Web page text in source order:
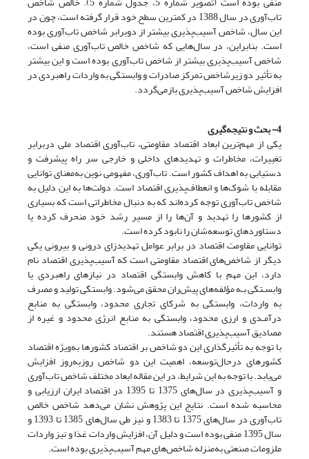
تاب‌آوری در سال 1388 در کمترین سطح خود قرار گرفته است، چون در
این سال، شاخص آسیب‌پذیری بیشتر از دوبرابر شاخص تاب‌آوری بوده
است. بنابراین، در سال‌هایی که شاخص خالص تاب‌آوری منفی است،
شاخص آسیب‌پذیری بیشتر از شاخص تاب‌آوری بوده است و این بیشتر
به تأثیر دو زیرشاخص تمرکز صادرات و وابستگی به واردات راهبردی در
افزایش شاخص آسیب‌پذیری بازمی‌گردد.
4- بحث و نتیجه‌گیری
یکی از مهم‌ترین ابعاد اقتصاد مقاومتی، تاب‌آوری اقتصاد ملی دربرابر
تغییرات، مخاطرات و تهدیدهای داخلی و خارجی سر راه پیشرفت و
دستیابی به اهداف کشور است. تاب‌آوری، مفهومی نوین به‌معنای توانایی
مقابله با شوک‌ها و انعطاف‌پذیری اقتصاد است. دولت‌ها به این دلیل به
شاخص تاب‌آوری توجه کرده‌اند که به دنبال مخاطراتی است که بسیاری
از کشورها را تهدید و آن‌ها را از مسیر رشد خود منحرف کرده یا
دستاوردهای توسعه‌شان را نابود کرده است.
توانایی مقاومت اقتصاد در برابر عوامل تهدیدزای درونی و بیرونی یکی
دیگر از شاخص‌های اقتصاد مقاومتی است که آسیب‌پذیری اقتصاد نام
دارد، این مهم با کاهش وابستگی اقتصاد در نیازهای راهبردی یا
وابسـتگی بـه مؤلفه‌های پیش‌ران محقق می‌شود. وابستگی تولید و مصرف
به واردات، وابستگی به شرکای تجاری محدود، وابستگی به منابع
درآمـدی و ارزی محدود، وابستگی به منابع انرژی محدود و غیره از
مصادیق آسیب‌پذیری اقتصاد هستند.
با توجه به تأثیرگذاری این دو شاخص بر اقتصاد کشورها به‌ویژه اقتصاد
کشورهای درحال‌توسعه، اهمیت این دو شاخص روزبه‌روز افزایش
می‌یابد. با توجه به این شرایط، در این مقاله ابعاد مختلف شاخص تاب‌آوری
و آسیب‌پذیری در سال‌های 1375 تا 1395 در اقتصاد ایران ارزیابی و
محاسبه شده است. نتایج این پژوهشنشان می‌دهد شاخص خالص
تاب‌آوری در سال‌های 1375 تا 1383 و نیز طی سال‌های 1385 تا 1393 و
سال 1395 منفی بوده است و دلیل آن، افزایش واردات غذا و نیز واردات
ملزومات صنعتی به‌منزله شاخص‌های مهم آسیب‌پذیری بوده است.